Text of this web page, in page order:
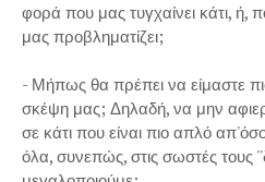
φορά που μας τυγχαίνει κάτι, ή,
μας προβληματίζει;
- Μήπως θα πρέπει να είμαστε
σκέψη μας; Δηλαδή, να μην
σε κάτι που είναι πιο απλό
όλα, συνεπώς, στις σωστές τους